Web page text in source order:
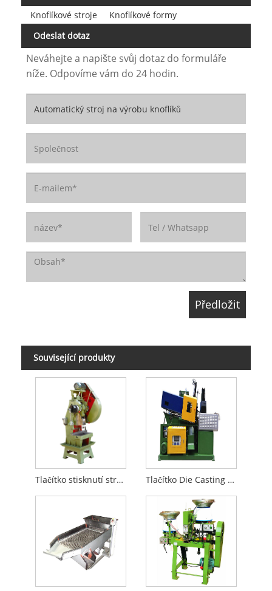
Knoflíkové stroje
Knoflíkové formy
Odeslat dotaz
Neváhejte a napište svůj dotaz do formuláře
níže. Odpovíme vám do 24 hodin.
Související produkty
Tlačítko stisknutí stroje a formy Tlačítko Die Casting Machine & Formy